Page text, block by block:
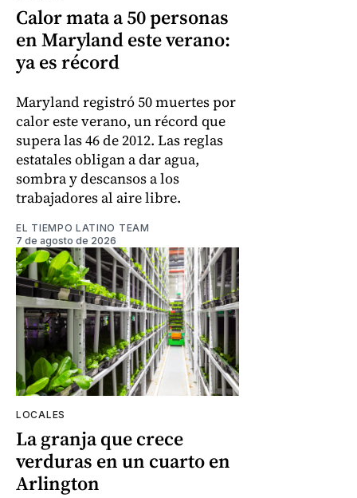
Calor mata a 50 personas
en Maryland este verano:
ya es récord
Maryland registró 50 muertes por
calor este verano, un récord que
supera las 46 de 2012. Las reglas
estatales obligan a dar agua,
sombra y descansos a los
trabajadores al aire libre.
EL TIEMPO LATINO TEAM
7 de agosto de 2026
LOCALES
La granja que crece
verduras en un cuarto en
Arlington